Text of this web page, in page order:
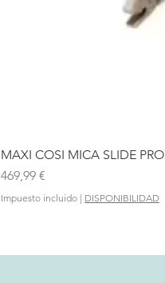
MAXI COSI MICA SLIDE PRO
Precio
469,99 €
Impuesto incluido | DISPONIBILIDAD